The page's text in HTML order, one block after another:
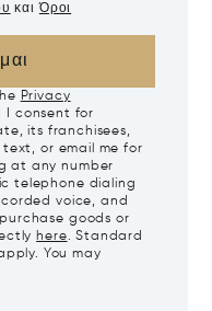
και Όροι
Privacy
I consent for
its franchisees,
or email me for
at any number
telephone dialing
voice, and
goods or
here. Standard
You may